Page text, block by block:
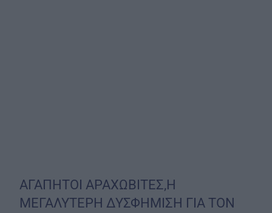
ΑΓΑΠΗΤΟΙ ΑΡΑΧΩΒΙΤΕΣ,Η
ΜΕΓΑΛΥΤΕΡΗ ΔΥΣΦΗΜΙΣΗ ΓΙΑ ΤΟΝ